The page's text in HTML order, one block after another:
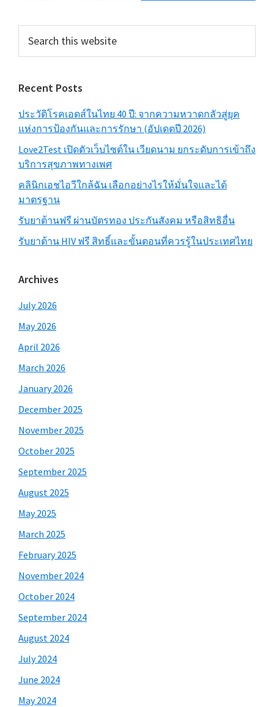
this
Recent Posts
ประวัติโรคเอดส์ในไทย 40 ปี: จากความหวาดกลัวสู่ยุค
แห่งการป้องกันและการรักษา (อัปเดตปี 2026)
Love2Test เปิดตัวเว็บไซต์ใน เวียดนาม ยกระดับการเข้าถึง
บริการสุขภาพทางเพศ
คลินิกเอชไอวีใกล้ฉัน เลือกอย่างไรให้มั่นใจและได้
มาตรฐาน
รับยาต้านฟรี ผ่านบัตรทอง ประกันสังคม หรือสิทธิอื่น
รับยาต้าน HIV ฟรี สิทธิ์และขั้นตอนที่ควรรู้ในประเทศไทย
Archives
July 2026
May 2026
April 2026
March 2026
January 2026
December 2025
November 2025
October 2025
September 2025
August 2025
May 2025
March 2025
February 2025
November 2024
October 2024
September 2024
August 2024
July 2024
June 2024
May 2024